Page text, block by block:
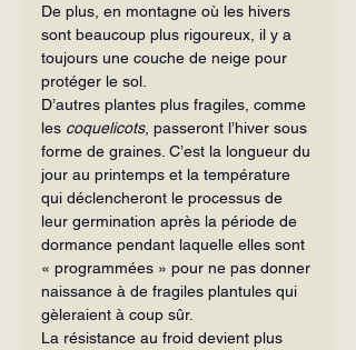
De plus, en montagne où les hivers
sont beaucoup plus rigoureux, il y a
toujours une couche de neige pour
protéger le sol.
D’autres plantes plus fragiles, comme
les coquelicots, passeront l’hiver sous
forme de graines. C’est la longueur du
jour au printemps et la température
qui dé­clencheront le processus de
leur germination après la période de
dormance pen­dant laquelle elles sont
« programmées » pour ne pas donner
naissance à de fra­giles plantules qui
gèleraient à coup sûr.
La résistance au froid devient plus